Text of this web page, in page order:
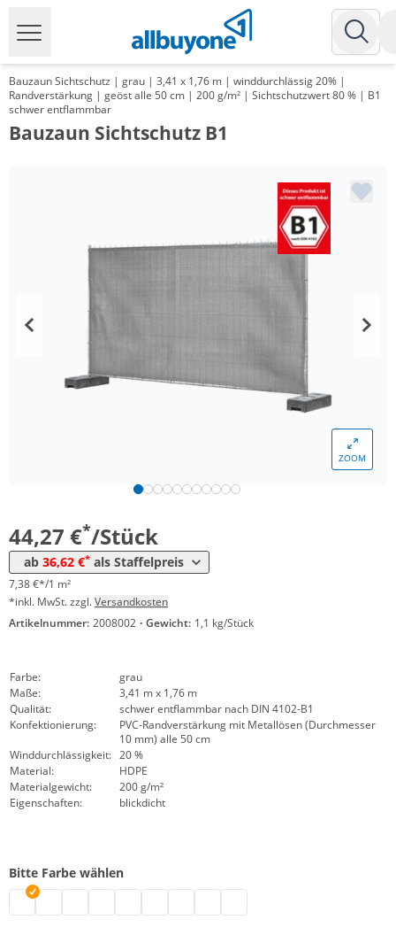
Bauzaun Sichtschutz | grau | 3,41 x 1,76 m | winddurchlässig 20% |
Randverstärkung | geöst alle 50 cm | 200 g/m² | Sichtschutzwert 80 % | B1
schwer entflammbar
Bauzaun Sichtschutz B1
ZOOM
44,27 €*/Stück
ab 36,62 €* als Staffelpreis
7,38 €*/1 m²
*inkl. MwSt. zzgl.Versandkosten
Artikelnummer: 2008002 · Gewicht: 1,1 kg/Stück
Farbe:
grau
Maße:
3,41 m x 1,76 m
Qualität:
schwer entflammbar nach DIN 4102-B1
Konfektionierung:
PVC-Randverstärkung mit Metallösen (Durchmesser
10 mm) alle 50 cm
Winddurchlässigkeit: 20 %
Material:
HDPE
Materialgewicht:
200 g/m²
Eigenschaften:
blickdicht
Bitte Farbe wählen
Bauzaun Sichtschutz | grau
Bauzaun Sichtschutz | schwarz